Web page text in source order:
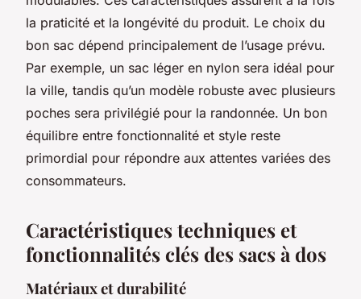
la praticité et la longévité du produit. Le choix du
bon sac dépend principalement de l’usage prévu.
Par exemple, un sac léger en nylon sera idéal pour
la ville, tandis qu’un modèle robuste avec plusieurs
poches sera privilégié pour la randonnée. Un bon
équilibre entre fonctionnalité et style reste
primordial pour répondre aux attentes variées des
consommateurs.
Caractéristiques techniques et
fonctionnalités clés des sacs à dos
Matériaux et durabilité